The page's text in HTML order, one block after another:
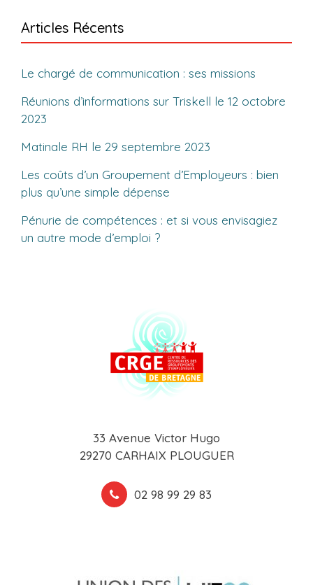
Articles Récents
Le chargé de communication : ses missions
Réunions d’informations sur Triskell le 12 octobre
2023
Matinale RH le 29 septembre 2023
Les coûts d’un Groupement d’Employeurs : bien
plus qu’une simple dépense
Pénurie de compétences : et si vous envisagiez
un autre mode d’emploi ?
33 Avenue Victor Hugo
29270 CARHAIX PLOUGUER
02 98 99 29 83